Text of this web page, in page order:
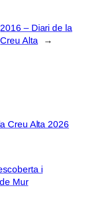
2016 – Diari de la
Creu Alta
→